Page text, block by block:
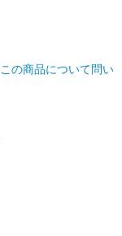
この商品について問い